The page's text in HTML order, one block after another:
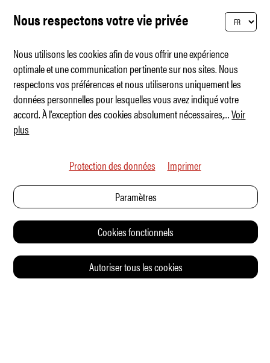
Best of Brands 2022 - Les vainqueurs !
Nous respectons votre vie privée
Nous utilisons les cookies afin de vous offrir une expérience
optimale et une communication pertinente sur nos sites. Nous
respectons vos préférences et nous utiliserons uniquement les
données personnelles pour lesquelles vous avez indiqué votre
accord. À l'exception des cookies absolument nécessaires,...Voir
plus
Protection des données Imprimer
Paramètres
Cookies fonctionnels
Autoriser tous les cookies